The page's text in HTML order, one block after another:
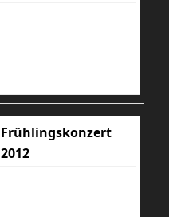
Frühlingskonzert
2012